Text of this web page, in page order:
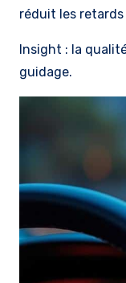
réduit les
Insight : la
guidage.